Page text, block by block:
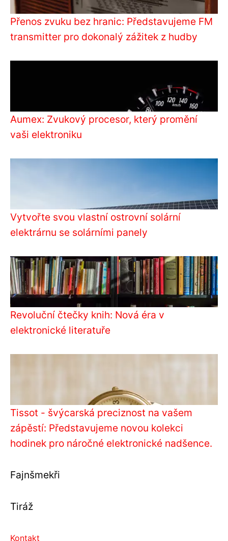
Přenos zvuku bez hranic: Představujeme FM
transmitter pro dokonalý zážitek z hudby
Aumex: Zvukový procesor, který promění
vaši elektroniku
Vytvořte svou vlastní ostrovní solární
elektrárnu se solárními panely
Revoluční čtečky knih: Nová éra v
elektronické literatuře
Tissot - švýcarská preciznost na vašem
zápěstí: Představujeme novou kolekci
hodinek pro náročné elektronické nadšence.
Fajnšmekři
Tiráž
Kontakt